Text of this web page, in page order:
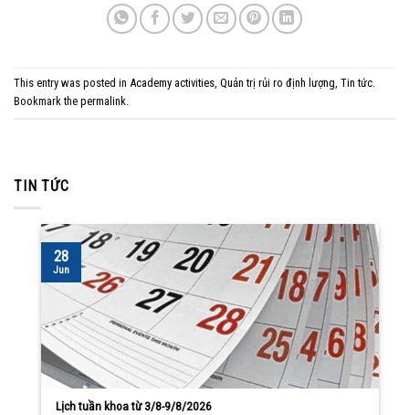
This entry was posted in Academy activities, Quản trị rủi ro định lượng, Tin tức.
Bookmark the permalink.
TIN TỨC
Lịch tuần khoa từ 3/8-9/8/2026
28
Jun